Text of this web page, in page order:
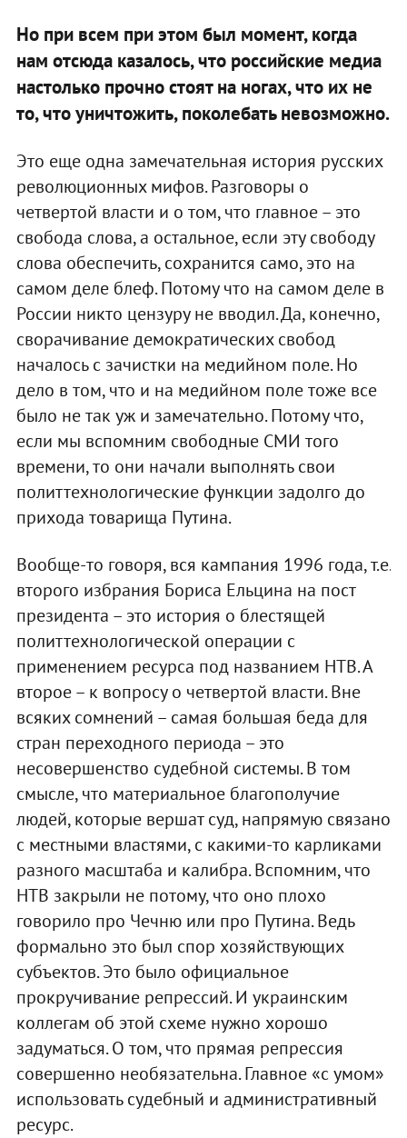
Но при всем при этом был момент, когда
нам отсюда казалось, что российские медиа
настолько прочно стоят на ногах, что их не
то, что уничтожить, поколебать невозможно.
Это еще одна замечательная история русских
революционных мифов. Разговоры о
четвертой власти и о том, что главное – это
свобода слова, а остальное, если эту свободу
слова обеспечить, сохранится само, это на
самом деле блеф. Потому что на самом деле в
России никто цензуру не вводил. Да, конечно,
сворачивание демократических свобод
началось с зачистки на медийном поле. Но
дело в том, что и на медийном поле тоже все
было не так уж и замечательно. Потому что,
если мы вспомним свободные СМИ того
времени, то они начали выполнять свои
политтехнологические функции задолго до
прихода товарища Путина.
Вообще-то говоря, вся кампания 1996 года, т.е.
второго избрания Бориса Ельцина на пост
президента – это история о блестящей
политтехнологической операции с
применением ресурса под названием НТВ. А
второе – к вопросу о четвертой власти. Вне
всяких сомнений – самая большая беда для
стран переходного периода – это
несовершенство судебной системы. В том
смысле, что материальное благополучие
людей, которые вершат суд, напрямую связано
с местными властями, с какими-то карликами
разного масштаба и калибра. Вспомним, что
НТВ закрыли не потому, что оно плохо
говорило про Чечню или про Путина. Ведь
формально это был спор хозяйствующих
субъектов. Это было официальное
прокручивание репрессий. И украинским
коллегам об этой схеме нужно хорошо
задуматься. О том, что прямая репрессия
совершенно необязательна. Главное «с умом»
использовать судебный и административный
ресурс.